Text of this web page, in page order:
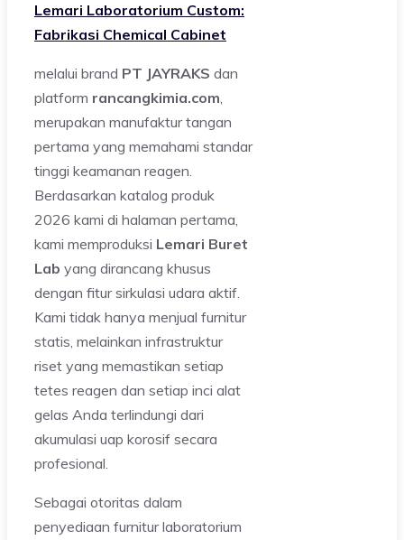
Lemari Laboratorium Custom:
Fabrikasi Chemical Cabinet
melalui brand PT JAYRAKS dan
platform rancangkimia.com,
merupakan manufaktur tangan
pertama yang memahami standar
tinggi keamanan reagen.
Berdasarkan katalog produk
2026 kami di halaman pertama,
kami memproduksi Lemari Buret
Lab yang dirancang khusus
dengan fitur sirkulasi udara aktif.
Kami tidak hanya menjual furnitur
statis, melainkan infrastruktur
riset yang memastikan setiap
tetes reagen dan setiap inci alat
gelas Anda terlindungi dari
akumulasi uap korosif secara
profesional.
Sebagai otoritas dalam
penyediaan furnitur laboratorium